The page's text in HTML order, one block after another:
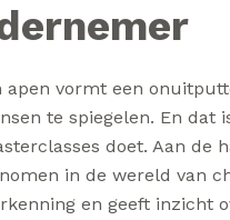
apen vormt een
te spiegelen. En dat
doet. Aan de
in de wereld van
en geeft inzicht